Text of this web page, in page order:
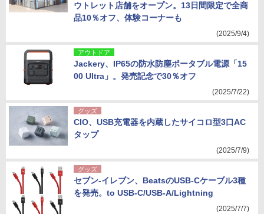
ウトレット店舗をオープン。13日間限定で全商
品10％オフ、体験コーナーも
(2025/9/4)
アウトドア
Jackery、IP65の防水防塵ポータブル電源「15
00 Ultra」。発売記念で30％オフ
(2025/7/22)
グッズ
CIO、USB充電器を内蔵したサイコロ型3口AC
タップ
(2025/7/9)
グッズ
セブン-イレブン、BeatsのUSB-Cケーブル3種
を発売。to USB-C/USB-A/Lightning
(2025/7/7)